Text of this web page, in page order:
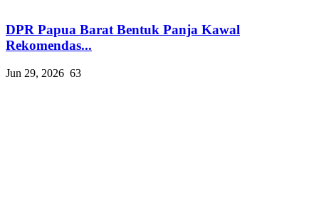
DPR Papua Barat Bentuk Panja Kawal
Rekomendas...
Jun 29, 2026 63